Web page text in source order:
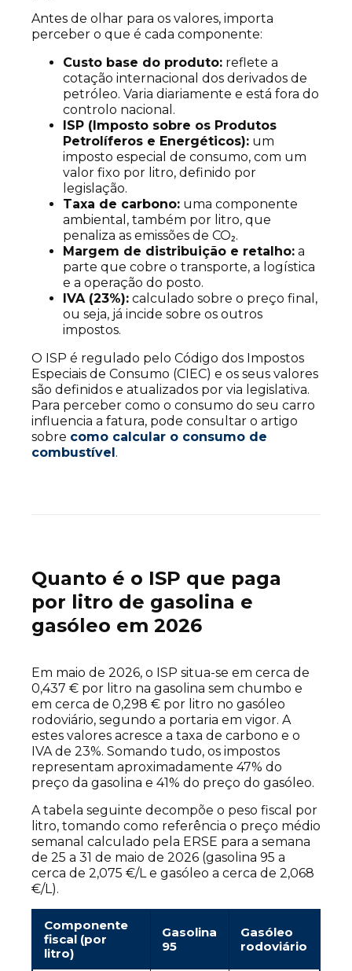
Antes de olhar para os valores, importa
perceber o que é cada componente:
Custo base do produto: reflete a
cotação internacional dos derivados de
petróleo. Varia diariamente e está fora do
controlo nacional.
ISP (Imposto sobre os Produtos
Petrolíferos e Energéticos): um
imposto especial de consumo, com um
valor fixo por litro, definido por
legislação.
Taxa de carbono: uma componente
ambiental, também por litro, que
penaliza as emissões de CO₂.
Margem de distribuição e retalho: a
parte que cobre o transporte, a logística
e a operação do posto.
IVA (23%): calculado sobre o preço final,
ou seja, já incide sobre os outros
impostos.
O ISP é regulado pelo Código dos Impostos
Especiais de Consumo (CIEC) e os seus valores
são definidos e atualizados por via legislativa.
Para perceber como o consumo do seu carro
influencia a fatura, pode consultar o artigo
sobre como calcular o consumo de
combustível .
Quanto é o ISP que paga
por litro de gasolina e
gasóleo em 2026
Em maio de 2026, o ISP situa-se em cerca de
0,437 € por litro na gasolina sem chumbo e
em cerca de 0,298 € por litro no gasóleo
rodoviário, segundo a portaria em vigor. A
estes valores acresce a taxa de carbono e o
IVA de 23%. Somando tudo, os impostos
representam aproximadamente 47% do
preço da gasolina e 41% do preço do gasóleo.
A tabela seguinte decompõe o peso fiscal por
litro, tomando como referência o preço médio
semanal calculado pela ERSE para a semana
de 25 a 31 de maio de 2026 (gasolina 95 a
cerca de 2,075 €/L e gasóleo a cerca de 2,068
€/L).
Componente
fiscal (por
litro)
Gasolina
95
Gasóleo
rodoviário